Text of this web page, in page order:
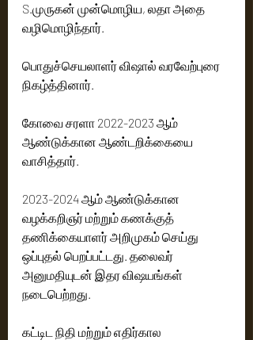
S.முருகன் முன்மொழிய, லதா அதை
வழிமொழிந்தார்.
பொதுச்செயலாளர் விஷால் வரவேற்புரை
நிகழ்த்தினார்.
கோவை சரளா 2022-2023 ஆம்
ஆண்டுக்கான ஆண்டறிக்கையை
வாசித்தார்.
2023-2024 ஆம் ஆண்டுக்கான
வழக்கறிஞர் மற்றும் கணக்குத்
தணிக்கையாளர் அறிமுகம் செய்து
ஒப்புதல் பெறப்பட்டது. தலைவர்
அனுமதியுடன் இதர விஷயங்கள்
நடைபெற்றது.
கட்டிட நிதி மற்றும் எதிர்கால